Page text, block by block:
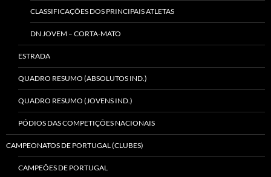
CLASSIFICAÇÕES DOS PRINCIPAIS ATLETAS
DN JOVEM – CORTA-MATO
ESTRADA
QUADRO RESUMO (ABSOLUTOS IND.)
QUADRO RESUMO (JOVENS IND.)
PÓDIOS DAS COMPETIÇÕES NACIONAIS
CAMPEONATOS DE PORTUGAL (CLUBES)
CAMPEÕES DE PORTUGAL